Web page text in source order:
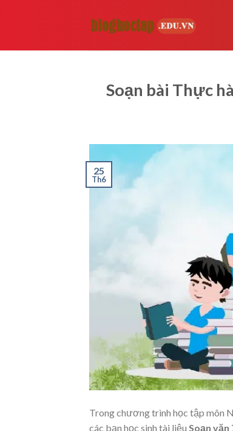
Soạn bài Thực
25
Th6
Trong chương trình học tập môn
các bạn học sinh tài liệu Soạn